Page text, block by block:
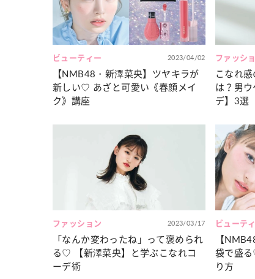
ビューティー 2023/04/02
【NMB48・新澤菜央】ツヤキラが
新しい♡ あざと可愛い《春顔メイ
ク》講座
ファッシ
こなれ
は？男
デ】3選
ファッション 2023/03/17
「なんか変わったね」って褒められ
る♡ 【新澤菜央】と学ぶこなれコ
ーデ術
ビューテ
【
袋で盛
り方
“憧れワンピ”を着るきっかけに♡ おしゃ
れ女子が夢中な「ヌン活」の楽しみ方